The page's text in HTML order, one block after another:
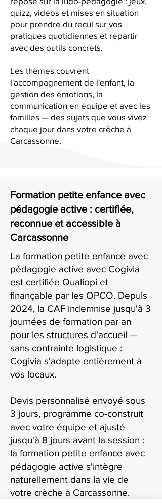
quizz, vidéos et mises en situation
pour prendre du recul sur vos
pratiques quotidiennes et repartir
avec des outils concrets.
Les thèmes couvrent
l'accompagnement de l'enfant, la
gestion des émotions, la
communication en équipe et avec les
familles — des sujets que vous vivez
chaque jour dans votre crèche à
Carcassonne.
Formation petite enfance avec
pédagogie active : certifiée,
reconnue et accessible à
Carcassonne
La formation petite enfance avec
pédagogie active avec Cogivia
est certifiée Qualiopi et
finançable par les OPCO. Depuis
2024, la CAF indemnise jusqu'à 3
journées de formation par an
pour les structures d'accueil —
sans contrainte logistique :
Cogivia s'adapte entièrement à
vos locaux.
Devis personnalisé envoyé sous
3 jours, programme co-construit
avec votre équipe et ajusté
jusqu'à 8 jours avant la session :
la formation petite enfance avec
pédagogie active s'intègre
naturellement dans la vie de
votre crèche à Carcassonne.